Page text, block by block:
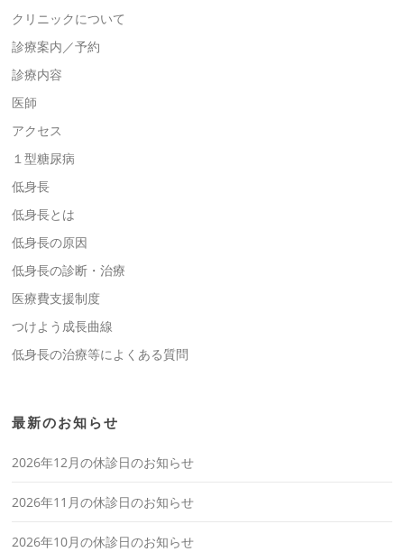
クリニックについて
診療案内／予約
診療内容
医師
アクセス
１型糖尿病
低身長
低身長とは
低身長の原因
低身長の診断・治療
医療費支援制度
つけよう成長曲線
低身長の治療等によくある質問
最新のお知らせ
2026年12月の休診日のお知らせ
2026年11月の休診日のお知らせ
2026年10月の休診日のお知らせ